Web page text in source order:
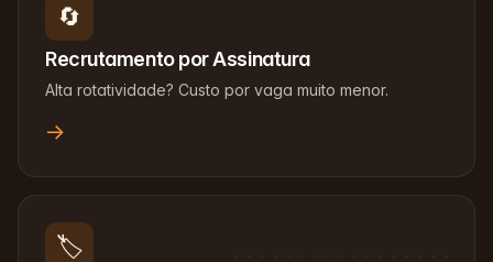
🔄
Recrutamento por Assinatura
Alta rotatividade? Custo por vaga muito menor.
→
🏷️